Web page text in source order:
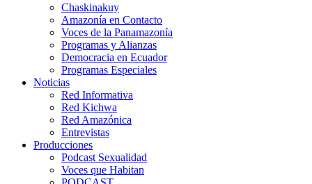
Chaskinakuy
Amazonía en Contacto
Voces de la Panamazonía
Programas y Alianzas
Democracia en Ecuador
Programas Especiales
Noticias
Red Informativa
Red Kichwa
Red Amazónica
Entrevistas
Producciones
Podcast Sexualidad
Voces que Habitan